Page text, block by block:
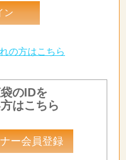
の方はこちら
のIDを
はこちら
ー会員登録